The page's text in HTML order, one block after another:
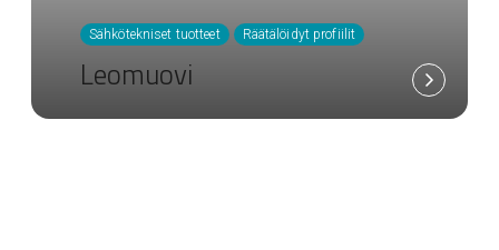
Sähkötekniset tuotteet Räätälöidyt profiilit
Leomuovi